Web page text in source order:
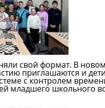
свой формат. В
приглашаются и
с контролем времени
младшего школьного